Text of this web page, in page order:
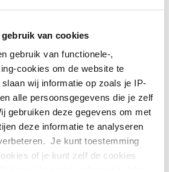
van cookies
gebruik van functionele-,
cookies om de website te
wij informatie op zoals je IP-
alle persoonsgegevens die je zelf
gebruiken deze gegevens om met
deze informatie te analyseren
Je kunt toestemming
of je kunt zelf de cookies
artikelnummers
MCB-prijzen